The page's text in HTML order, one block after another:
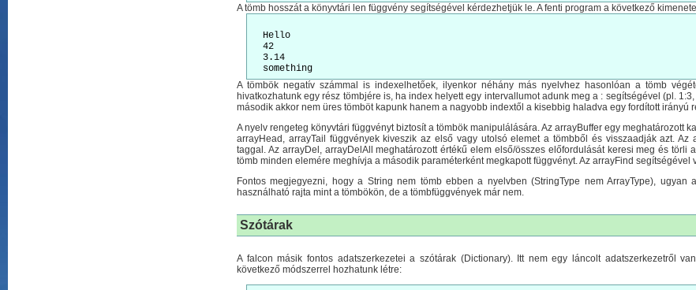
A tömb hosszát a könyvtári len függvény segítségével kérdezhetjük le. A fenti program a következő
  Hello
  42
  3.14
A tömbök negatív számmal is indexelhetőek, ilyenkor néhány más nyelvhez hasonlóan a tömb
hivatkozhatunk egy rész tömbjére is, ha index helyett egy intervallumot adunk meg a : segítségével (pl.
második akkor nem üres tömböt kapunk hanem a nagyobb indextől a kisebbig haladva egy fordított irányú
A nyelv rengeteg könyvtári függvényt biztosít a tömbök manipulálására. Az arrayBuffer egy meghatározott
arrayHead, arrayTail függvények kiveszik az első vagy utolsó elemet a tömbből és visszaadják azt. Az
taggal. Az arrayDel, arrayDelAll meghatározott értékű elem első/összes előfordulását keresi meg és törli
tömb minden elemére meghívja a második paraméterként megkapott függvényt. Az arrayFind
Fontos megjegyezni, hogy a String nem tömb ebben a nyelvben (StringType nem ArrayType),
használható rajta mint a tömbökön, de a tömbfüggvények már nem.
Szótárak
A falcon másik fontos adatszerkezetei a szótárak (Dictionary). Itt nem egy láncolt adatszerkezetről
következő módszerrel hozhatunk létre: